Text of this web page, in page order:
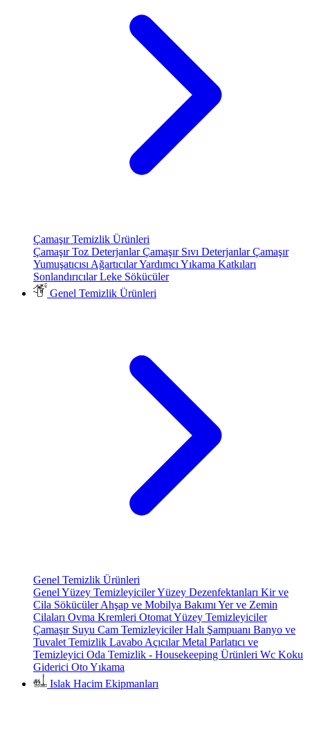
Çamaşır Temizlik Ürünleri
Çamaşır Toz DeterjanlarÇamaşır Sıvı DeterjanlarÇamaşır
Yumuşatıcısı AğartıcılarYardımcı Yıkama Katkıları
SonlandırıcılarLeke Sökücüler
Genel Temizlik Ürünleri
Genel Temizlik Ürünleri
Genel Yüzey TemizleyicilerYüzey Dezenfektanları Kir ve
Cila SökücülerAhşap ve Mobilya Bakımı Yer ve Zemin
Cilaları Ovma Kremleri Otomat Yüzey Temizleyiciler
Çamaşır Suyu Cam TemizleyicilerHalı Şampuanı Banyo ve
Tuvalet Temizlik Lavabo AçıcılarMetal Parlatıcı ve
Temizleyici Oda Temizlik - Housekeeping Ürünleri Wc Koku
Giderici Oto Yıkama
Islak Hacim Ekipmanları